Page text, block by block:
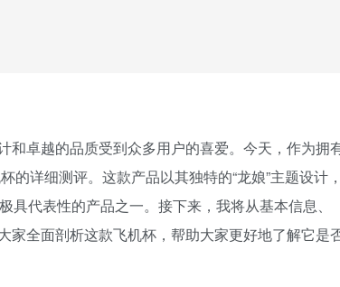
和卓越的品质受到众多用户的喜爱。今天，作为拥
的详细测评。这款产品以其独特的“龙娘”主题设计
代表性的产品之一。接下来，我将从基本信息、
家全面剖析这款飞机杯，帮助大家更好地了解它是